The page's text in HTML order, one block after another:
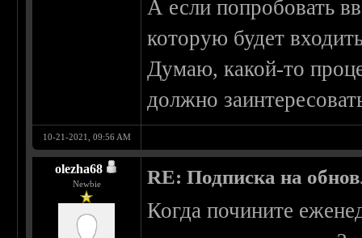
А если попробовать
которую будет
Думаю, какой-то
должно
10-21-2021, 09:56 AM
olezha68
Newbie RE: Подписка на
Когда почините